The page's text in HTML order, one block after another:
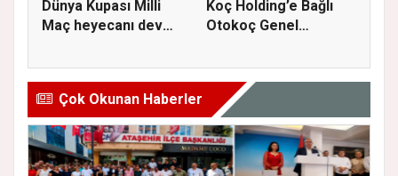
Dünya Kupası Milli
Maç heyecanı dev
Koç Holding’e Bağlı
Otokoç Genel
Çok Okunan Haberler